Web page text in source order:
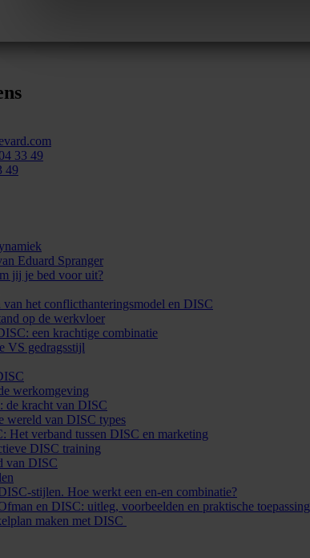
33 49
49
Eduard Spranger
jij je bed voor uit?
van het conflicthanteringsmodel en DISC
op de werkvloer
een krachtige combinatie
VS gedragsstijl
werkomgeving
de kracht van DISC
wereld van DISC types
Het verband tussen DISC en marketing
DISC training
van DISC
stijlen. Hoe werkt een en-en combinatie?
en DISC: uitleg, voorbeelden en praktische toepassing
maken met DISC